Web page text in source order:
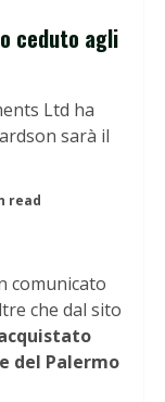
ceduto agli
Ltd ha
sarà il
read
comunicato
che dal sito
del Palermo